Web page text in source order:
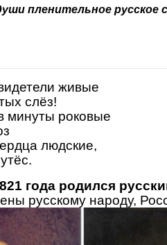
пленительное русское
живые
слёз!
минуты роковые
людские,
года родился
русскому народу,